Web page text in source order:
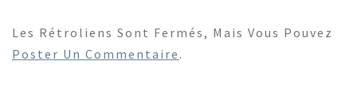
Les Rétroliens Sont Fermés, Mais Vous Pouvez
Poster Un Commentaire .